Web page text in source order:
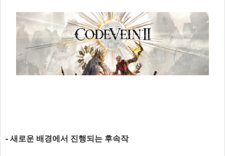
- 새로운 배경에서 진행되는 후속작